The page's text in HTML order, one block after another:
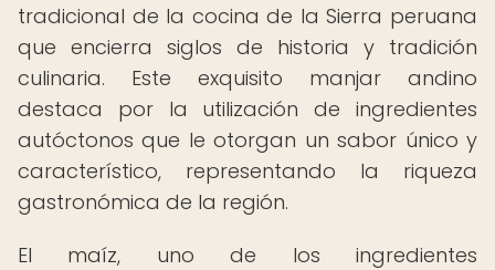
tradicional de la cocina de la Sierra peruana
que encierra siglos de historia y tradición
culinaria. Este exquisito manjar andino
destaca por la utilización de ingredientes
autóctonos que le otorgan un sabor único y
característico, representando la riqueza
gastronómica de la región.
El maíz, uno de los ingredientes